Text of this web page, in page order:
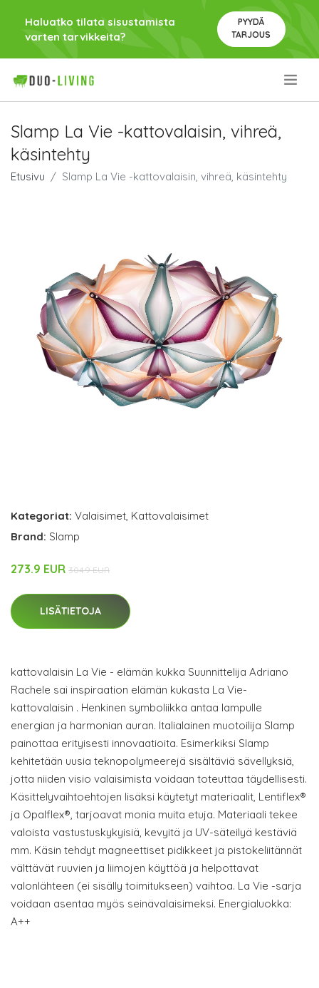
Haluatko tilata sisustamista
varten tarvikkeita?
PYYDÄ
TARJOUS
Slamp La Vie -kattovalaisin, vihreä,
käsintehty
Etusivu Slamp La Vie -kattovalaisin, vihreä, käsintehty
Kategoriat: Valaisimet, Kattovalaisimet
Brand: Slamp
273.9 EUR 304.9 EUR
LISÄTIETOJA
kattovalaisin La Vie - elämän kukka Suunnittelija Adriano
Rachele sai inspiraation elämän kukasta La Vie-
kattovalaisin . Henkinen symboliikka antaa lampulle
energian ja harmonian auran. Italialainen muotoilija Slamp
painottaa erityisesti innovaatioita. Esimerkiksi Slamp
kehitetään uusia teknopolymeerejä sisältäviä sävellyksiä,
jotta niiden visio valaisimista voidaan toteuttaa täydellisesti.
Käsittelyvaihtoehtojen lisäksi käytetyt materiaalit, Lentiflex®
ja Opalflex®, tarjoavat monia muita etuja. Materiaali tekee
valoista vastustuskykyisiä, kevyitä ja UV-säteilyä kestäviä
mm. Käsin tehdyt magneettiset pidikkeet ja pistokeliitännät
välttävät ruuvien ja liimojen käyttöä ja helpottavat
valonlähteen (ei sisälly toimitukseen) vaihtoa. La Vie -sarja
voidaan asentaa myös seinävalaisimeksi. Energialuokka:
A++